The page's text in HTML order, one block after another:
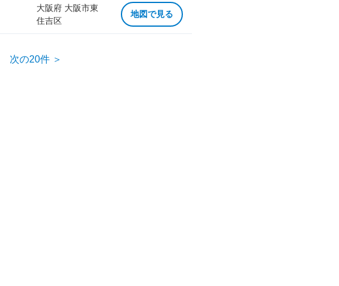
大阪府 大阪市東
住吉区
地図で見る
次の20件 ＞